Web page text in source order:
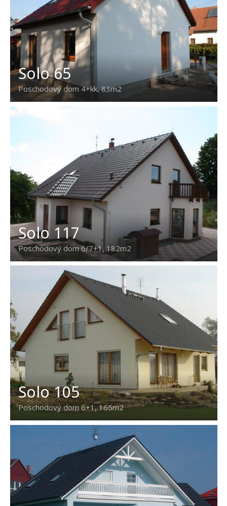
Solo 65
Poschodový dom 4+kk, 83m2
Solo 117
Poschodový dom 6/7+1, 182m2
Solo 105
Poschodový dom 6+1, 165m2